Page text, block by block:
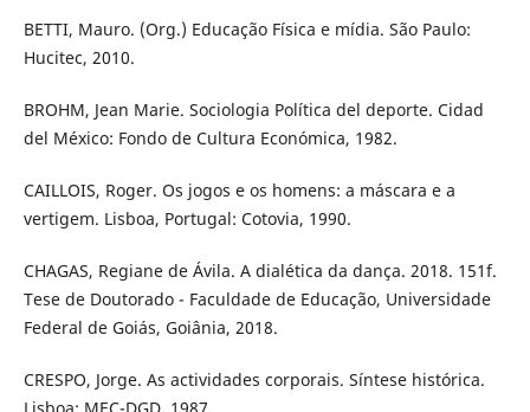
BETTI, Mauro. (Org.) Educação Física e mídia. São Paulo:
Hucitec, 2010.
BROHM, Jean Marie. Sociologia Política del deporte. Cidad
del México: Fondo de Cultura Económica, 1982.
CAILLOIS, Roger. Os jogos e os homens: a máscara e a
vertigem. Lisboa, Portugal: Cotovia, 1990.
CHAGAS, Regiane de Ávila. A dialética da dança. 2018. 151f.
Tese de Doutorado - Faculdade de Educação, Universidade
Federal de Goiás, Goiânia, 2018.
CRESPO, Jorge. As actividades corporais. Síntese histórica.